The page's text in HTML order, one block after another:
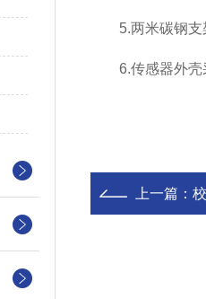
5.两米碳钢支架
6.传感器外壳采
上一篇： 校